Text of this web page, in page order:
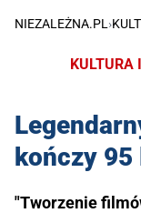
NIEZALEŻNA.PL ›
KULTURA
kończy
"Tworzenie